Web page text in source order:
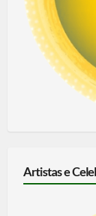
Artistas e